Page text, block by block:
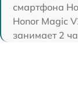
смартфона
Honor Magic
занимает 2